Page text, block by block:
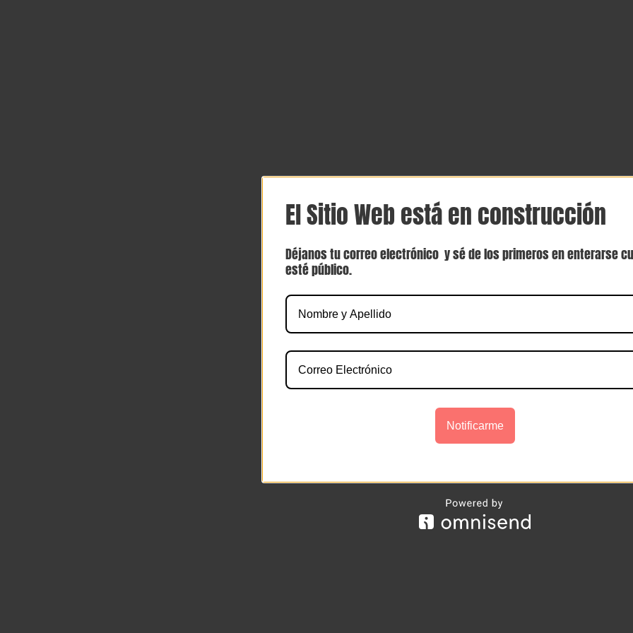
El Sitio Web está en construcción
Déjanos tu correo electrónico y sé de los primeros en enterarse
esté público.
Notificarme